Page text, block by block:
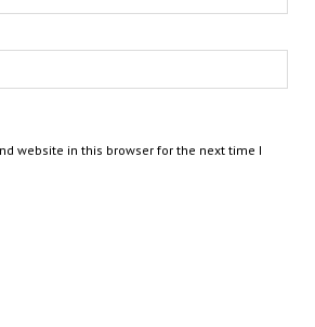
website in this browser for the next time I